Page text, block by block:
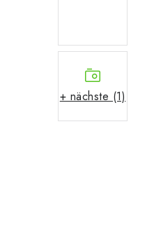
+ nächste (1)